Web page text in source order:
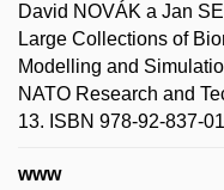
David NOVÁK a Jan
Large Collections of
Modelling and
NATO Research and
13. ISBN 978-92-837-
www